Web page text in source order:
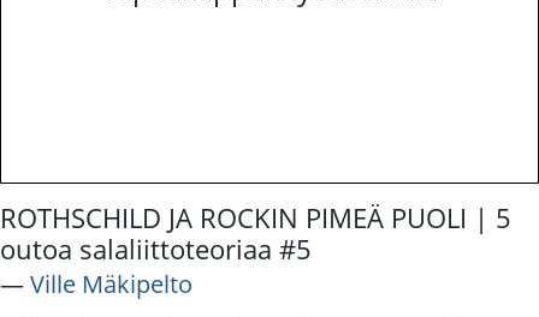
ROTHSCHILD JA ROCKIN PIMEÄ PUOLI | 5
outoa salaliittoteoriaa #5
―Ville Mäkipelto